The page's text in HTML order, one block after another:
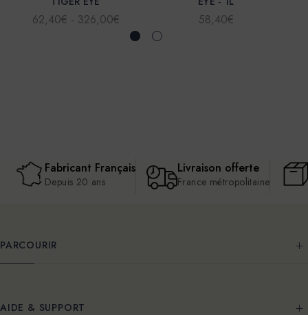
62,40€ - 326,00€ 58,40€
Fabricant Français
Depuis 20 ans
Livraison offerte
France métropolitaine
PARCOURIR
AIDE & SUPPORT